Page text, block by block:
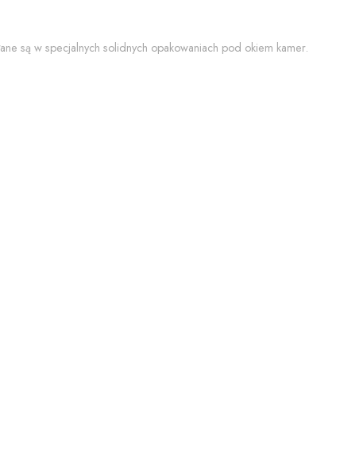
są w specjalnych solidnych opakowaniach pod okiem kamer.